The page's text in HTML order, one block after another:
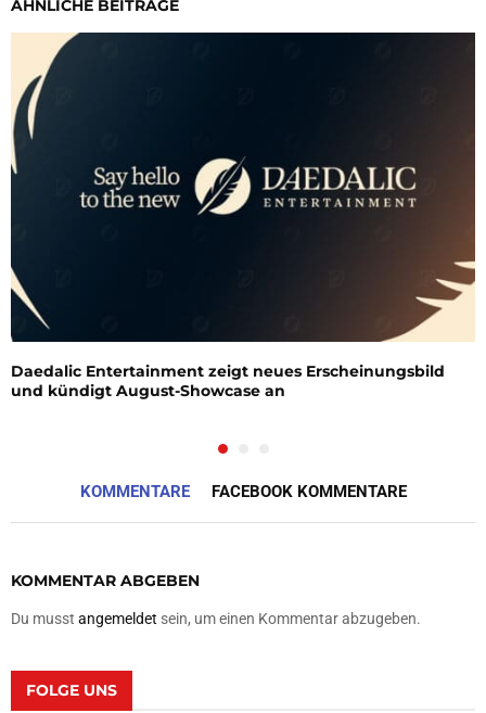
ÄHNLICHE BEITRÄGE
Daedalic Entertainment zeigt neues Erscheinungsbild
und kündigt August-Showcase an
KOMMENTARE FACEBOOK KOMMENTARE
KOMMENTAR ABGEBEN
Du musst angemeldet sein, um einen Kommentar abzugeben.
FOLGE UNS